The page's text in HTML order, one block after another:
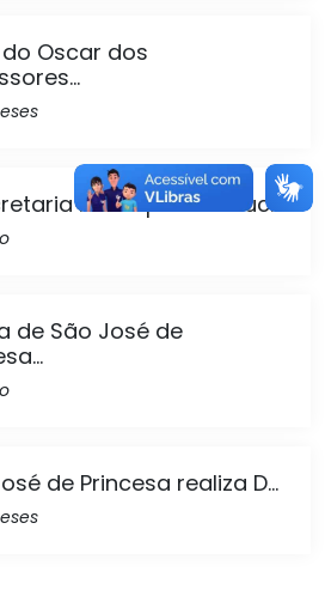
Oscar dos
Municipal de Educ...
de São José de
de Princesa realiza D...